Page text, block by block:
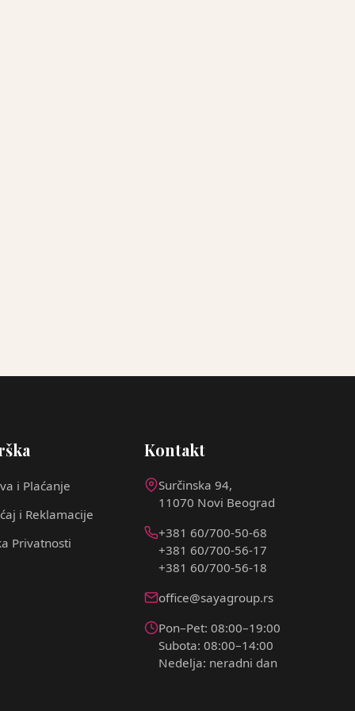
i Plaćanje
i Reklamacije
Privatnosti
Kontakt
Surčinska 94,
11070 Novi Beograd
+381 60/700-50-68
+381 60/700-56-17
+381 60/700-56-18
office@sayagroup.rs
Pon–Pet: 08:00–19:00
Subota: 08:00–14:00
Nedelja: neradni dan